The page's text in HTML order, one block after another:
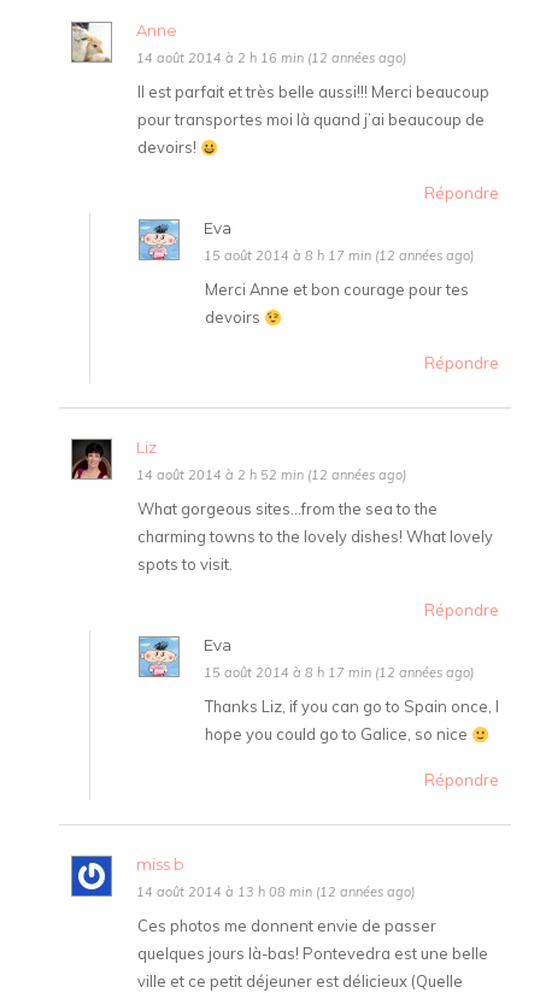
Anne
14 août 2014 à 2 h 16 min (12 années ago)
Il est parfait et très belle aussi!!! Merci beaucoup
pour transportes moi là quand j’ai beaucoup de
devoirs!
Répondre
Eva
15 août 2014 à 8 h 17 min (12 années ago)
Merci Anne et bon courage pour tes
devoirs
Répondre
Liz
14 août 2014 à 2 h 52 min (12 années ago)
What gorgeous sites…from the sea to the
charming towns to the lovely dishes! What lovely
spots to visit.
Répondre
Eva
15 août 2014 à 8 h 17 min (12 années ago)
Thanks Liz, if you can go to Spain once, I
hope you could go to Galice, so nice
Répondre
miss b
14 août 2014 à 13 h 08 min (12 années ago)
Ces photos me donnent envie de passer
quelques jours là-bas! Pontevedra est une belle
ville et ce petit déjeuner est délicieux (Quelle